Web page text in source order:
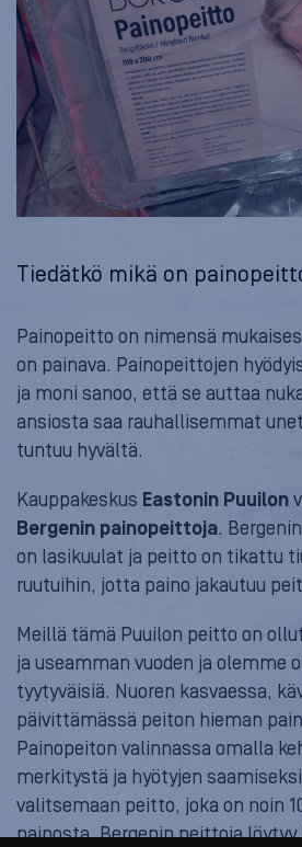
Tiedätkö mikä on
Painopeitto on nimensä
on painava. Painopeittojen
ja moni sanoo, että se auttaa
ansiosta saa rauhallisemmat
tuntuu hyvältä.
Kauppakeskus Eastonin Puuilon
Bergenin painopeittoja.
on lasikuulat ja peitto on tikattu
ruutuihin, jotta paino jakautuu
Meillä tämä Puuilon peitto on
ja useamman vuoden ja olemme
tyytyväisiä. Nuoren kasvaessa,
päivittämässä peiton hieman
Painopeiton valinnassa omalla
merkitystä ja hyötyjen
valitsemaan peitto, joka on noin
painosta. Bergenin peittoja löytyy